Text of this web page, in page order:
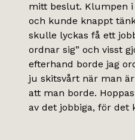
mitt beslut. Klumpen
och kunde knappt
skulle lyckas få ett
ordnar sig” och visst
efterhand borde jag
ju skitsvårt när man
att man borde.
av det jobbiga, för det